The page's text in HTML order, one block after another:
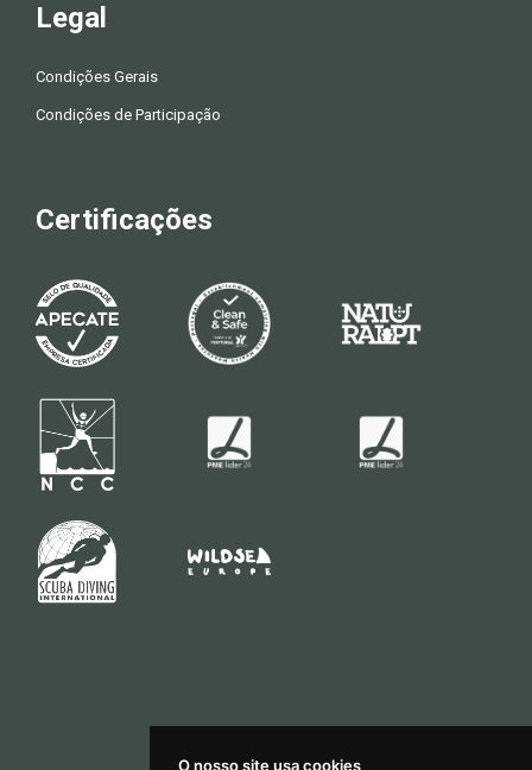
O nosso site usa cookies
Legal
Condições Gerais
Condições de Participação
Certificações